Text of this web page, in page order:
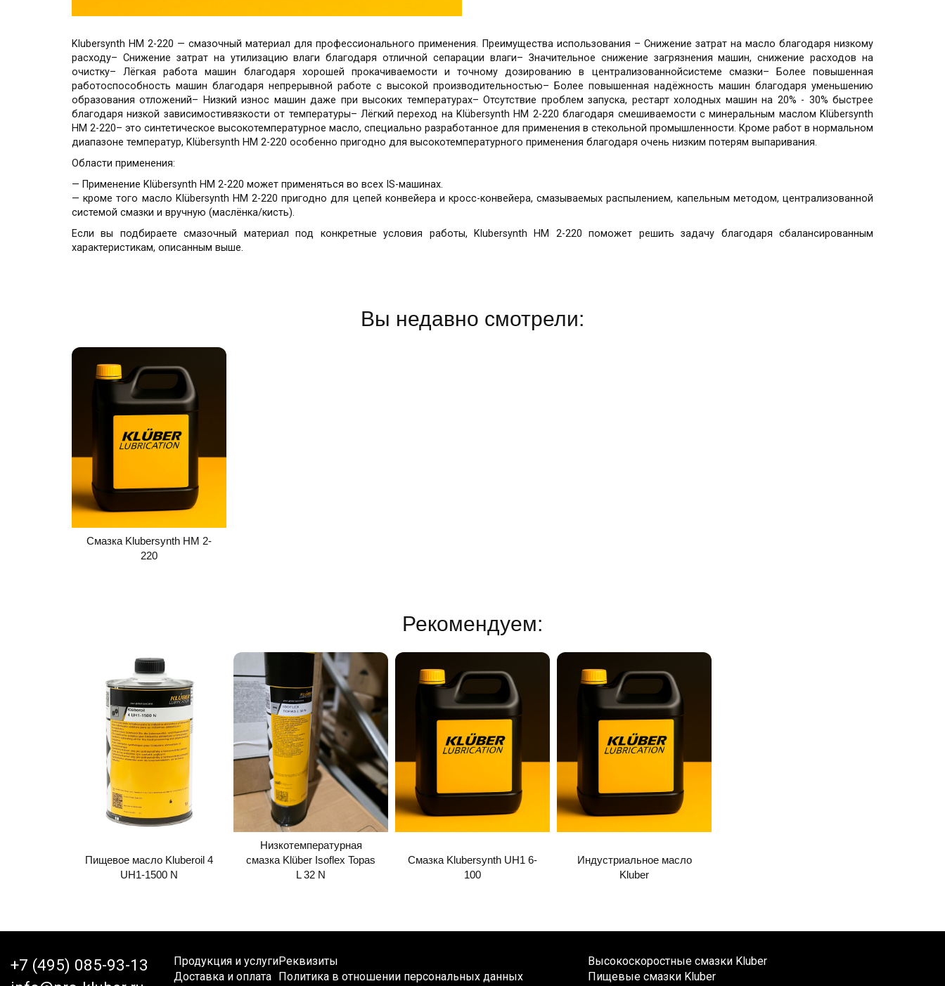
Klubersynth HM 2-220 — смазочный материал для профессионального применения. Преимущества использования – Снижение затрат на масло благодаря низкому
расходу– Снижение затрат на утилизацию влаги благодаря отличной сепарации влаги– Значительное снижение загрязнения машин, снижение расходов на
очистку– Лёгкая работа машин благодаря хорошей прокачиваемости и точному дозированию в централизованнойсистеме смазки– Более повышенная
работоспособность машин благодаря непрерывной работе с высокой производительностью– Более повышенная надёжность машин благодаря уменьшению
образования отложений– Низкий износ машин даже при высоких температурах– Отсутствие проблем запуска, рестарт холодных машин на 20% - 30% быстрее
благодаря низкой зависимостивязкости от температуры– Лёгкий переход на Klübersynth HM 2-220 благодаря смешиваемости с минеральным маслом Klübersynth
HM 2-220– это синтетическое высокотемпературное масло, специально разработанное для применения в стекольной промышленности. Кроме работ в нормальном
диапазоне температур, Klübersynth HM 2-220 особенно пригодно для высокотемпературного применения благодаря очень низким потерям выпаривания.
Области применения:
— Применение Klübersynth HM 2-220 может применяться во всех IS-машинах.
— кроме того масло Klübersynth HM 2-220 пригодно для цепей конвейера и кросс-конвейера, смазываемых распылением, капельным методом, централизованной
системой смазки и вручную (маслёнка/кисть).
Если вы подбираете смазочный материал под конкретные условия работы, Klubersynth HM 2-220 поможет решить задачу благодаря сбалансированным
характеристикам, описанным выше.
Вы недавно смотрели:
Смазка Klubersynth HM 2-
220
Рекомендуем:
Пищевое масло Kluberoil 4
UH1-1500 N
Низкотемпературная
смазка Klüber Isoflex Topas
L 32 N
Смазка Klubersynth UH1 6-
100
Индустриальное масло
Kluber
+7 (495) 085-93-13
Продукция и услуги
Доставка и оплата
Реквизиты
Политика в отношении персональных данных
Высокоскоростные смазки Kluber
Пищевые смазки Kluber